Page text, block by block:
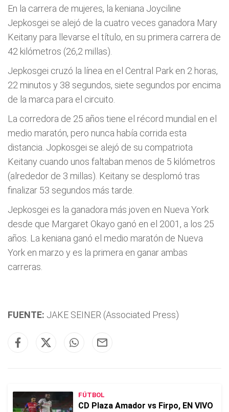
En la carrera de mujeres, la keniana Joyciline
Jepkosgei se alejó de la cuatro veces ganadora Mary
Keitany para llevarse el título, en su primera carrera de
42 kilómetros (26,2 millas).
Jepkosgei cruzó la línea en el Central Park en 2 horas,
22 minutos y 38 segundos, siete segundos por encima
de la marca para el circuito.
La corredora de 25 años tiene el récord mundial en el
medio maratón, pero nunca había corrida esta
distancia. Jopkosgei se alejó de su compatriota
Keitany cuando unos faltaban menos de 5 kilómetros
(alrededor de 3 millas). Keitany se desplomó tras
finalizar 53 segundos más tarde.
Jepkosgei es la ganadora más joven en Nueva York
desde que Margaret Okayo ganó en el 2001, a los 25
años. La keniana ganó el medio maratón de Nueva
York en marzo y es la primera en ganar ambas
carreras.
FUENTE: JAKE SEINER (Associated Press)
FÚTBOL
CD Plaza Amador vs Firpo, EN VIVO